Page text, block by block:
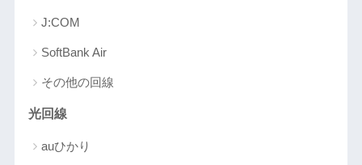
J:COM
SoftBank Air
その他の回線
光回線
auひかり